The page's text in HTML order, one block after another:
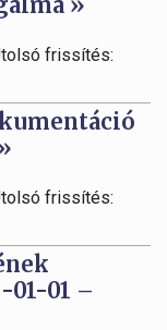
frissítés:
frissítés:
01-01 –